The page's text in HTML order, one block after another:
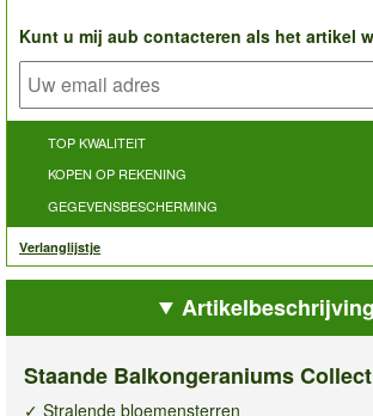
Kunt u mij aub contacteren als het artikel
TOP KWALITEIT
KOPEN OP REKENING
GEGEVENSBESCHERMING
Verlanglijstje
Artikelbeschrijving
Staande Balkongeraniums
✓ Stralende bloemensterren